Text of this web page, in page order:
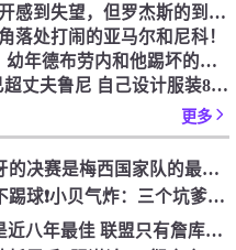
[值得一看]特里：对库库的离开感到失望，但罗杰斯的到来又让我
落处打闹的亚马尔和尼科！
[有道理嘛?]从小就暴力射门？幼年德布劳内和他踢坏的树篱！
【推荐】太阳报：科琳收入已超丈夫鲁尼 自己设计服装8岁儿子当
更多
【视频】帕雷德斯：对西班牙的决赛是梅西国家队的最后一场比赛
【皇家马德里】三个儿子都不踢球❗️小贝气炸：三个坑爹货，只能
[体育报道]尼克·杨：布伦森是近八年最佳 联盟只有詹库杜能媲